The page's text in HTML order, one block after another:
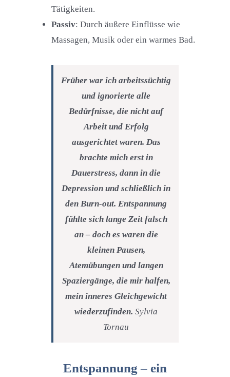
Tätigkeiten.
Passiv: Durch äußere Einflüsse wie
Massagen, Musik oder ein warmes Bad.
Früher war ich arbeitssüchtig
und ignorierte alle
Bedürfnisse, die nicht auf
Arbeit und Erfolg
ausgerichtet waren. Das
brachte mich erst in
Dauerstress, dann in die
Depression und schließlich in
den Burn-out. Entspannung
fühlte sich lange Zeit falsch
an – doch es waren die
kleinen Pausen,
Atemübungen und langen
Spaziergänge, die mir halfen,
mein inneres Gleichgewicht
wiederzufinden. Sylvia
Tornau
Entspannung – ein